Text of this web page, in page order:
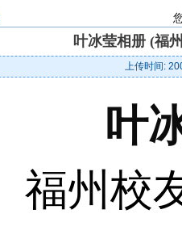
叶冰莹相册 (福
上传时间:
叶
福州校